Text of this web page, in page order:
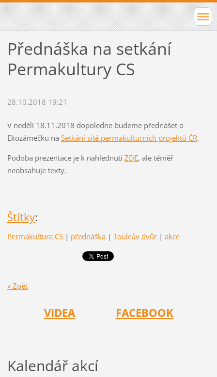
Přednáška na setkání
Permakultury CS
28.10.2018 19:21
V neděli 18.11.2018 dopoledne budeme přednášet o
Ekozámečku na Setkání sítě permakulturních projektů ČR.
Podoba prezentace je k nahlednutí ZDE, ale téměř
neobsahuje texty.
Štítky:
Permakultura CS | přednáška | Toulcův dvůr | akce
« Zpět
VIDEA FACEBOOK
Kalendář akcí